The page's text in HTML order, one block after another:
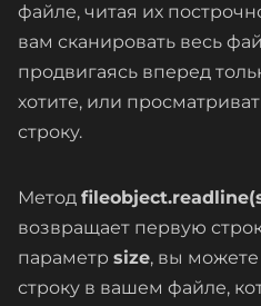
файле, читая их
вам сканировать весь
продвигаясь вперед
хотите, или
строку.
Метод
возвращает первую
параметр size, вы
строку в вашем файле,